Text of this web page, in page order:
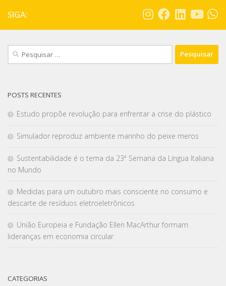
SIGA:
POSTS RECENTES
Estudo propõe revolução para enfrentar a crise do plástico
Simulador reproduz ambiente marinho do peixe meros
Sustentabilidade é o tema da 23ª Semana da Língua Italiana
no Mundo
Medidas para um outubro mais consciente no consumo e
descarte de resíduos eletroeletrônicos
União Europeia e Fundação Ellen MacArthur formam
lideranças em economia circular
CATEGORIAS